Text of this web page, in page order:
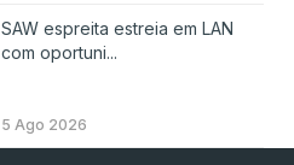
SAW espreita estreia em LAN
com oportuni...
5 Ago 2026